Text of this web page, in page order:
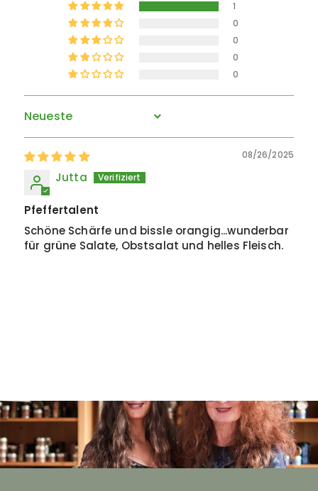
1
0
0
0
0
Sort by
08/26/2025
Jutta
Pfeffertalent
Schöne Schärfe und bissle orangig...wunderbar
für grüne Salate, Obstsalat und helles Fleisch.